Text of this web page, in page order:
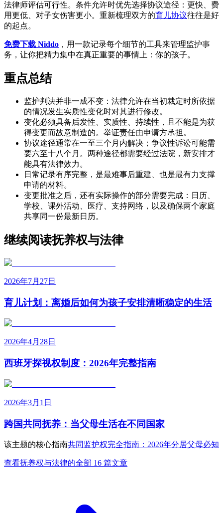
法律师评估可行性。条件允许时优先选择协议途径：更快、费
用更低、对子女伤害更小。重新梳理双方的育儿协议往往是好
的起点。
免费下载 Niddo ，用一款记录每个细节的工具来管理监护事
务，让你把精力集中在真正重要的事情上：你的孩子。
重点总结
监护判决并非一成不变：法律允许在当初裁定时所依据
的情况发生实质性变化时对其进行修改。
变化必须具备后发性、实质性、持续性，且不能是为获
得变更而故意制造的。举证责任由申请方承担。
协议途径通常在一至三个月内解决；争议性诉讼可能需
要六至十八个月。两种途径都需要经过法院，新安排才
能具有法律效力。
日常记录有序完整，是最难事后重建、也是最有力支撑
申请的材料。
变更批准之后，还有实际操作的部分需要完成：日历、
学校、课外活动、医疗、支持网络，以及确保两个家庭
共享同一份最新日历。
继续阅读抚养权与法律
2026年7月27日
育儿计划：离婚后如何为孩子安排清晰稳定的生活
2026年4月28日
西班牙探视权制度：2026年完整指南
2026年3月1日
跨国共同抚养：当父母生活在不同国家
该主题的核心指南共同监护权完全指南：2026年分居父母必知
查看抚养权与法律的全部 16 篇文章